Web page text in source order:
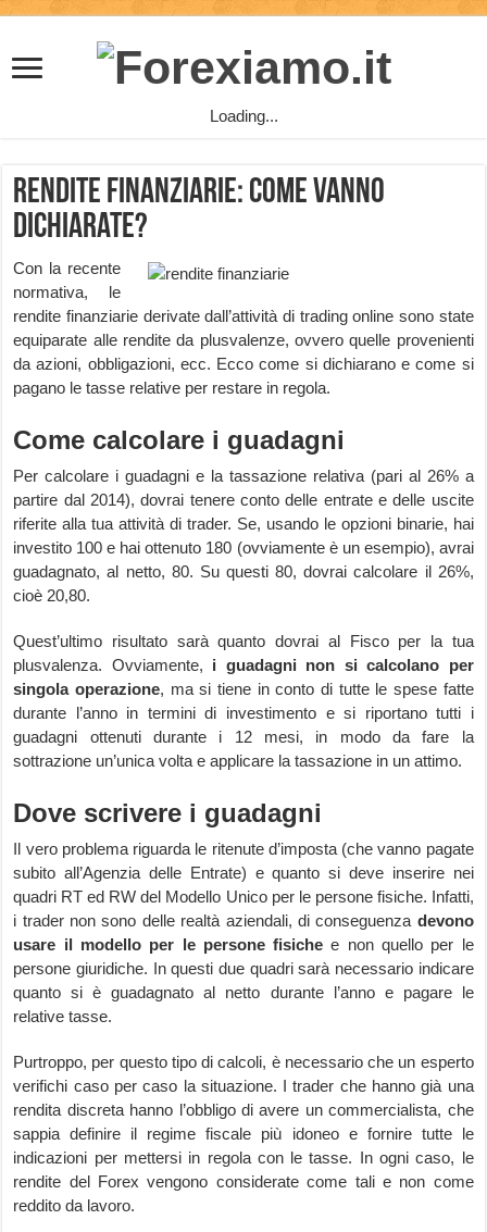
Loading...
Rendite Finanziarie: come vanno
dichiarate?
Con la recente
normativa, le
rendite finanziarie derivate dall’attività di trading online sono state
equiparate alle rendite da plusvalenze, ovvero quelle provenienti
da azioni, obbligazioni, ecc. Ecco come si dichiarano e come si
pagano le tasse relative per restare in regola.
Come calcolare i guadagni
Per calcolare i guadagni e la tassazione relativa (pari al 26% a
partire dal 2014), dovrai tenere conto delle entrate e delle uscite
riferite alla tua attività di trader. Se, usando le opzioni binarie, hai
investito 100 e hai ottenuto 180 (ovviamente è un esempio), avrai
guadagnato, al netto, 80. Su questi 80, dovrai calcolare il 26%,
cioè 20,80.
Quest’ultimo risultato sarà quanto dovrai al Fisco per la tua
plusvalenza. Ovviamente, i guadagni non si calcolano per
singola operazione, ma si tiene in conto di tutte le spese fatte
durante l’anno in termini di investimento e si riportano tutti i
guadagni ottenuti durante i 12 mesi, in modo da fare la
sottrazione un’unica volta e applicare la tassazione in un attimo.
Dove scrivere i guadagni
Il vero problema riguarda le ritenute d’imposta (che vanno pagate
subito all’Agenzia delle Entrate) e quanto si deve inserire nei
quadri RT ed RW del Modello Unico per le persone fisiche. Infatti,
i trader non sono delle realtà aziendali, di conseguenza devono
usare il modello per le persone fisiche e non quello per le
persone giuridiche. In questi due quadri sarà necessario indicare
quanto si è guadagnato al netto durante l’anno e pagare le
relative tasse.
Purtroppo, per questo tipo di calcoli, è necessario che un esperto
verifichi caso per caso la situazione. I trader che hanno già una
rendita discreta hanno l’obbligo di avere un commercialista, che
sappia definire il regime fiscale più idoneo e fornire tutte le
indicazioni per mettersi in regola con le tasse. In ogni caso, le
rendite del Forex vengono considerate come tali e non come
reddito da lavoro.